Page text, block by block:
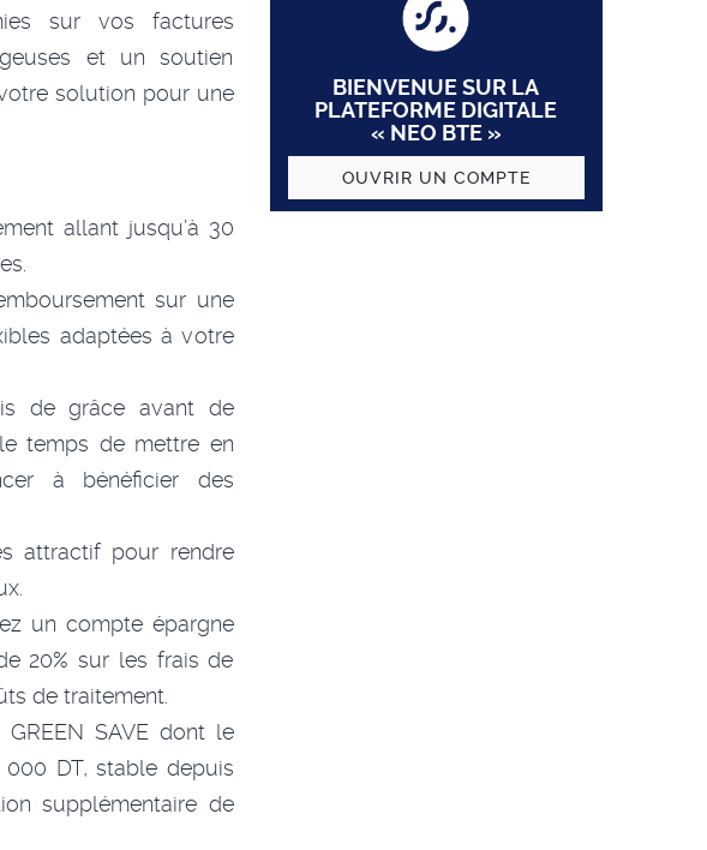
sur vos factures
et un soutien
solution pour une
allant jusqu’à 30
sur une
adaptées à votre
de grâce avant de
temps de mettre en
à bénéficier des
attractif pour rendre
un compte épargne
20% sur les frais de
de traitement.
SAVE dont le
DT, stable depuis
supplémentaire de
BIENVENUE SUR LA
PLATEFORME DIGITALE
« NEO BTE »
OUVRIR UN COMPTE